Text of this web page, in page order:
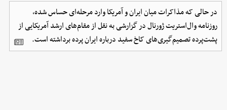
در حالی که مذاکرات میان ایران و آمریکا وارد مرحله‌ای حساس شده،
روزنامه وال‌استریت ژورنال در گزارشی به نقل از مقام‌های ارشد آمریکایی از
پشت‌پرده تصمیم‌گیری‌های کاخ سفید درباره ایران پرده برداشته است.